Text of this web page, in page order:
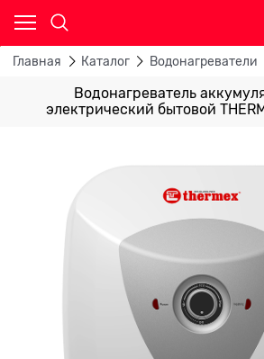
Главная Каталог Водонагреватели
Водонагреватель
электрический бытовой